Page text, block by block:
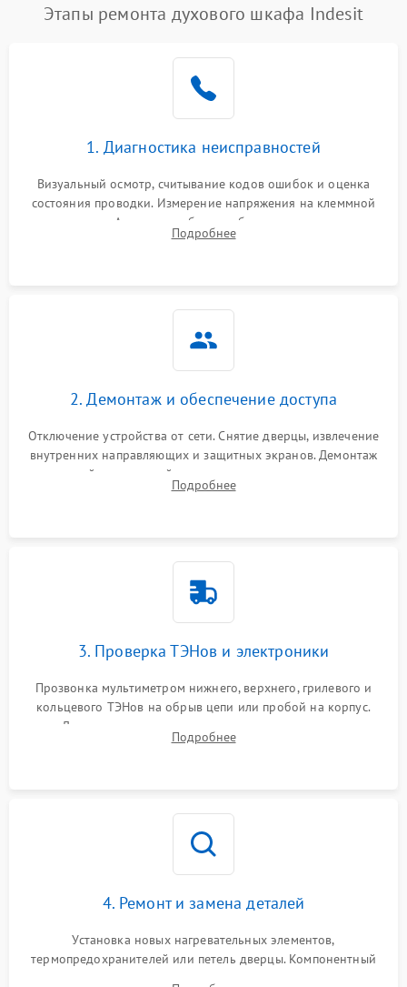
Этапы ремонта духового шкафа Indesit
1. Диагностика неисправностей
Визуальный осмотр, считывание кодов ошибок и оценка
состояния проводки. Измерение напряжения на клеммной
колодке. Анализ жалоб на проблемы с нагревом,
конвекцией, панелью управления или блокировкой дверцы.
Подробнее
2. Демонтаж и обеспечение доступа
Отключение устройства от сети. Снятие дверцы, извлечение
внутренних направляющих и защитных экранов. Демонтаж
задней или верхней панели для прямого доступа к
нагревательным элементам, плате и вентиляторам.
Подробнее
3. Проверка ТЭНов и электроники
Прозвонка мультиметром нижнего, верхнего, грилевого и
кольцевого ТЭНов на обрыв цепи или пробой на корпус.
Диагностика термостата, датчиков температуры,
переключателя режимов и мотора конвекции.
Подробнее
4. Ремонт и замена деталей
Установка новых нагревательных элементов,
термопредохранителей или петель дверцы. Компонентный